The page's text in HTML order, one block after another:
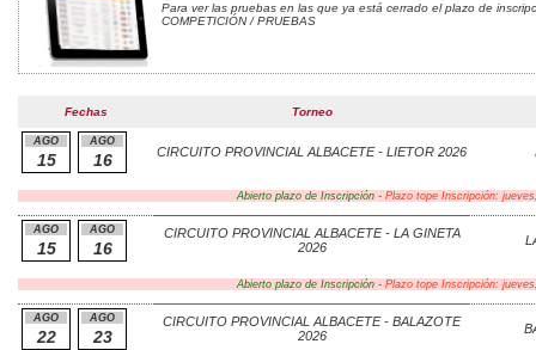
Para ver las pruebas en las que ya está cerrado el plazo de
COMPETICIÓN / PRUEBAS
Fechas Torneo
AGO
15
AGO
16 CIRCUITO PROVINCIAL ALBACETE - LIETOR 2026
Abierto plazo de Inscripción - Plazo tope Inscripción:
AGO
15
AGO
16
CIRCUITO PROVINCIAL ALBACETE - LA GINETA
2026
Abierto plazo de Inscripción - Plazo tope Inscripción:
AGO
22
AGO
23
CIRCUITO PROVINCIAL ALBACETE - BALAZOTE
2026